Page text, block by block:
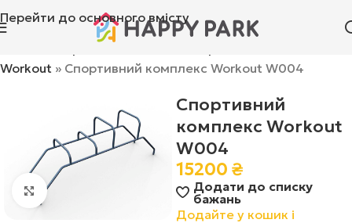
Перейти до основного вмісту
Workout » Спортивний комплекс Workout W004
Натисніть, щоб збільшити
Спортивний
комплекс Workout
W004
15200 ₴
Додати до списку
бажань
Додайте у кошик і